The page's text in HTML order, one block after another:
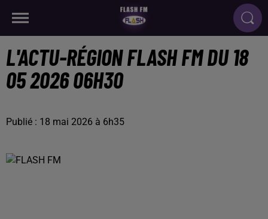
L'ACTU-RÉGION FLASH FM DU 18
05 2026 06H30
Publié : 18 mai 2026 à 6h35